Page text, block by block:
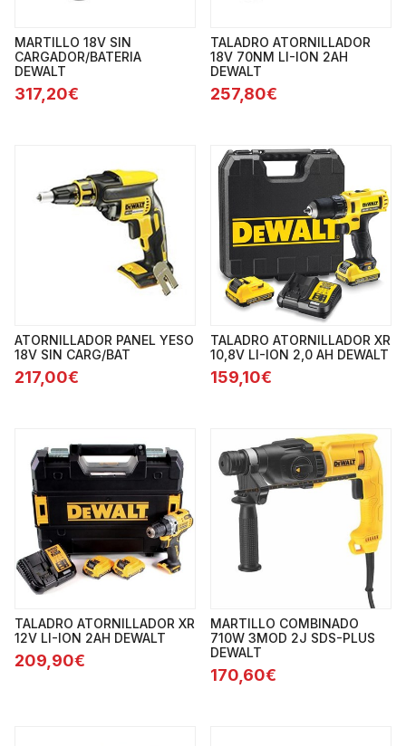
MARTILLO 18V SIN
CARGADOR/BATERIA
DEWALT
317,20€
TALADRO ATORNILLADOR
18V 70NM LI-ION 2AH
DEWALT
257,80€
ATORNILLADOR PANEL YESO
18V SIN CARG/BAT
217,00€
TALADRO ATORNILLADOR XR
10,8V LI-ION 2,0 AH DEWALT
159,10€
TALADRO ATORNILLADOR XR
12V LI-ION 2AH DEWALT
209,90€
MARTILLO COMBINADO
710W 3MOD 2J SDS-PLUS
DEWALT
170,60€